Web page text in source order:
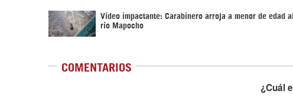
Vídeo impactante: Carabinero arroja a menor de edad al
río Mapocho
COMENTARIOS